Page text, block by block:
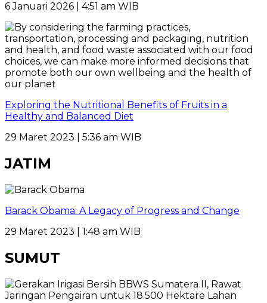
6 Januari 2026 | 4:51 am WIB
Exploring the Nutritional Benefits of Fruits in a
Healthy and Balanced Diet
29 Maret 2023 | 5:36 am WIB
JATIM
Barack Obama: A Legacy of Progress and Change
29 Maret 2023 | 1:48 am WIB
SUMUT